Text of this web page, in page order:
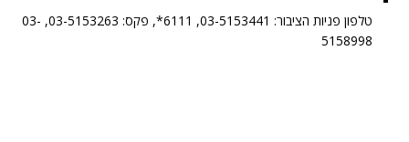
טלפון פניות הציבור: 03-5153441, 6111*, פקס: 03-5153263, 03-
5158998